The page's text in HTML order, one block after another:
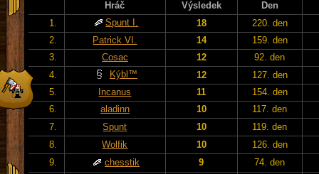
Hráč Výsledek
Den
1.
Spunt I. 18
220. den
2.
Patrick VI. 14
159. den
3.
Cosac 12
92. den
4.
Kýbl™ 12
127. den
5.
Incanus 11
154. den
6.
aladinn 10
117. den
7.
Spunt 10
119. den
8.
Wolfik 10
126. den
9.
chesstik 9
74. den